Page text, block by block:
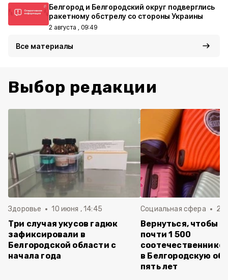
Белгород и Белгородский округ подверглись
ракетному обстрелу со стороны Украины
2 августа , 09:49
Все материалы
Выбор редакции
Здоровье 10 июня , 14:45
Три случая укусов гадюк
зафиксировали в
Белгородской области с
начала года
Социальная сфера 20
Вернуться, чтобы
почти 1 500
в Белгородскую
пять лет